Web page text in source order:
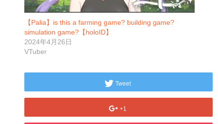
【Palia】is this a farming game? building game?
simulation game?【holoID】
2024年4月26日
VTuber
Tweet
+1